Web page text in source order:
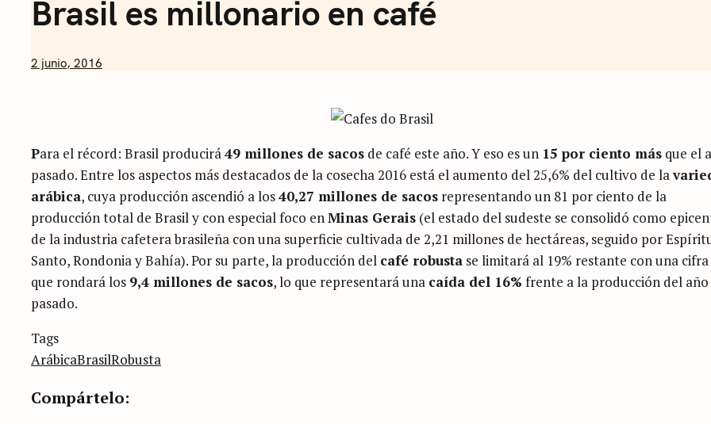
Brasil es millonario en café
by
2 junio, 2016
Para el récord: Brasil producirá 49 millones de sacos de café este año. Y eso es un 15 por ciento más que el
pasado. Entre los aspectos más destacados de la cosecha 2016 está el aumento del 25,6% del cultivo de la
arábica, cuya producción ascendió a los40,27 millones de sacos representando un 81 por ciento de la
producción total de Brasil y con especial foco en Minas Gerais (el estado del sudeste se consolidó como
de la industria cafetera brasileña con una superficie cultivada de 2,21 millones de hectáreas, seguido por
Santo, Rondonia y Bahía). Por su parte, la producción del café robusta se limitará al 19% restante con una cifra
que rondará los 9,4 millones de sacos, lo que representará una caída del 16% frente a la producción del año
pasado.
Categories
categoría
Tags
ArábicaBrasilRobusta
Compártelo: